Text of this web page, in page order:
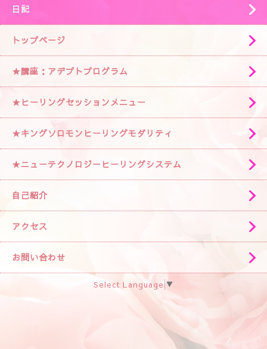
日記
トップページ
★講座：アデプトプログラム
★ヒーリングセッションメニュー
★キングソロモンヒーリングモダリティ
★ニューテクノロジーヒーリングシステム
自己紹介
アクセス
お問い合わせ
Select Language▼